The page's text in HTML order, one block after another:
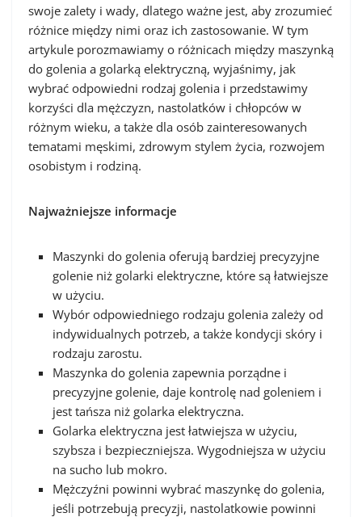
swoje zalety i wady, dlatego ważne jest, aby zrozumieć
różnice między nimi oraz ich zastosowanie. W tym
artykule porozmawiamy o różnicach między maszynką
do golenia a golarką elektryczną, wyjaśnimy, jak
wybrać odpowiedni rodzaj golenia i przedstawimy
korzyści dla mężczyzn, nastolatków i chłopców w
różnym wieku, a także dla osób zainteresowanych
tematami męskimi, zdrowym stylem życia, rozwojem
osobistym i rodziną.
Najważniejsze informacje
Maszynki do golenia oferują bardziej precyzyjne
golenie niż golarki elektryczne, które są łatwiejsze
w użyciu.
Wybór odpowiedniego rodzaju golenia zależy od
indywidualnych potrzeb, a także kondycji skóry i
rodzaju zarostu.
Maszynka do golenia zapewnia porządne i
precyzyjne golenie, daje kontrolę nad goleniem i
jest tańsza niż golarka elektryczna.
Golarka elektryczna jest łatwiejsza w użyciu,
szybsza i bezpieczniejsza. Wygodniejsza w użyciu
na sucho lub mokro.
Mężczyźni powinni wybrać maszynkę do golenia,
jeśli potrzebują precyzji, nastolatkowie powinni